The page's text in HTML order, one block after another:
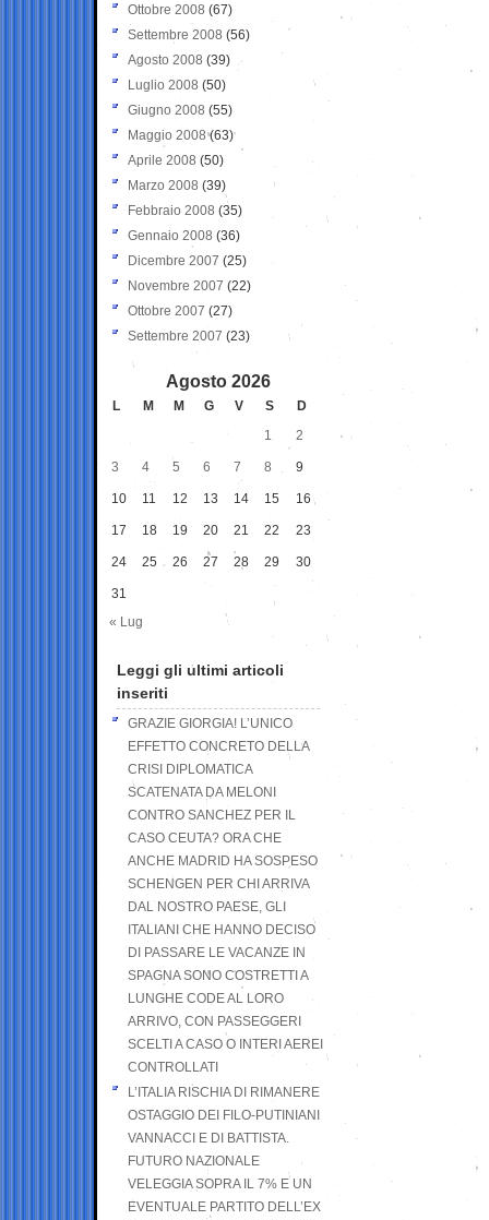
Ottobre 2008 (67)
Settembre 2008 (56)
Agosto 2008 (39)
Luglio 2008 (50)
Giugno 2008 (55)
Maggio 2008(63)
Aprile 2008 (50)
Marzo 2008 (39)
Febbraio 2008 (35)
Gennaio 2008 (36)
Dicembre 2007 (25)
Novembre 2007 (22)
Ottobre 2007 (27)
Settembre 2007 (23)
Agosto 2026
L M M G V S
D
1
2
3 4 5 6 7 8 9
10 11 12 13 14 15 16
17 18 19 20 21 22 23
24 25 26 27 28 29 30
31
« Lug
Leggi gli ultimi articoli
inseriti
GRAZIE GIORGIA! L’UNICO
EFFETTO CONCRETO DELLA
CRISI DIPLOMATICA
SCATENATA DA MELONI
CONTRO SANCHEZ PER IL
CASO CEUTA? ORA CHE
ANCHE MADRID HA SOSPESO
SCHENGEN PER CHI ARRIVA
DAL NOSTRO PAESE, GLI
ITALIANI CHE HANNO DECISO
DI PASSARE LE VACANZE IN
SPAGNA SONO COSTRETTI A
LUNGHE CODE AL LORO
ARRIVO, CON PASSEGGERI
SCELTI A CASO O INTERI AEREI
CONTROLLATI
L’ITALIA RISCHIA DI RIMANERE
OSTAGGIO DEI FILO-PUTINIANI
VANNACCI E DI BATTISTA.
FUTURO NAZIONALE
VELEGGIA SOPRA IL 7% E UN
EVENTUALE PARTITO DELL’EX